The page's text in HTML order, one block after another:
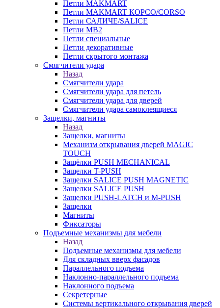
Петли MAKMART
Петли MAKMART КОРСО/CORSO
Петли САЛИЧЕ/SALICE
Петли MB2
Петли специальные
Петли декоративные
Петли скрытого монтажа
Смягчители удара
Назад
Смягчители удара
Смягчители удара для петель
Смягчители удара для дверей
Cмягчители удара самоклеящиеся
Защелки, магниты
Назад
Защелки, магниты
Механизм открывания дверей MAGIC
TOUCH
Защёлки PUSH MECHANICAL
Защелки T-PUSH
Защелки SALICE PUSH MAGNETIC
Защелки SALICE PUSH
Защелки PUSH-LATCH и M-PUSH
Защелки
Магниты
Фиксаторы
Подъемные механизмы для мебели
Назад
Подъемные механизмы для мебели
Для складных вверх фасадов
Параллельного подъема
Наклонно-параллельного подъема
Наклонного подъема
Секретерные
Системы вертикального открывания дверей